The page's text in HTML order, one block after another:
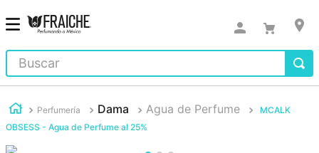
Buscar
Perfumería Dama Agua de Perfume
MCALK
OBSESS - Agua de Perfume al 25%